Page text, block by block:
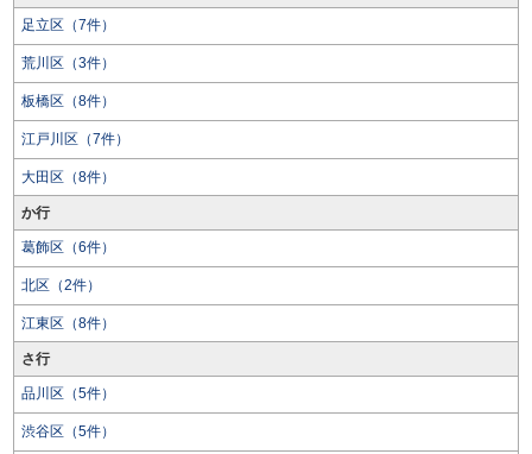
足立区（7件）
荒川区（3件）
板橋区（8件）
江戸川区（7件）
大田区（8件）
か行
葛飾区（6件）
北区（2件）
江東区（8件）
さ行
品川区（5件）
渋谷区（5件）